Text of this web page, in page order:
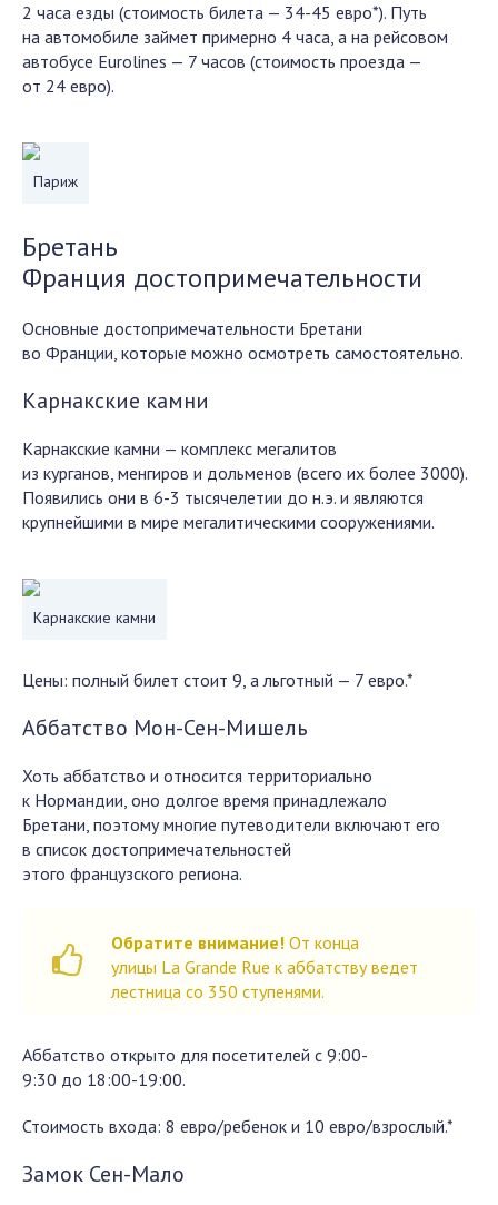
2 часа езды (стоимость билета — 34-45 евро*). Путь
на автомобиле займет примерно 4 часа, а на рейсовом
автобусе Eurolines — 7 часов (стоимость проезда —
от 24 евро).
Париж
Бретань
Франция достопримечательности
Основные достопримечательности Бретани
во Франции, которые можно осмотреть самостоятельно.
Карнакские камни
Карнакские камни — комплекс мегалитов
из курганов, менгиров и дольменов (всего их более 3000).
Появились они в 6-3 тысячелетии до н.э. и являются
крупнейшими в мире мегалитическими сооружениями.
Карнакские камни
Цены: полный билет стоит 9, а льготный — 7 евро.*
Аббатство Мон-Сен-Мишель
Хоть аббатство и относится территориально
к Нормандии, оно долгое время принадлежало
Бретани, поэтому многие путеводители включают его
в список достопримечательностей
этого французского региона.
Обратите внимание! От конца
улицы La Grande Rue к аббатству ведет
лестница со 350 ступенями.
Аббатство открыто для посетителей с 9:00-
9:30 до 18:00-19:00.
Стоимость входа: 8 евро/ребенок и 10 евро/взрослый.*
Замок Сен-Мало